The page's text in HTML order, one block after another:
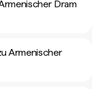
Dram
Armenischer